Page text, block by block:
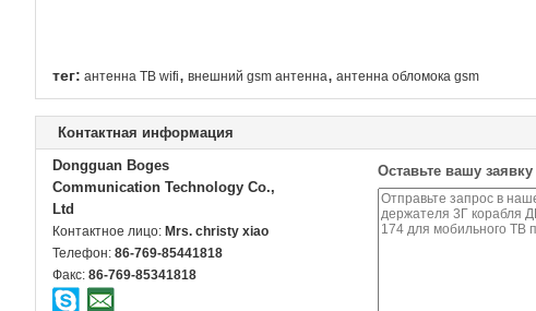
тег: антенна ТВ wifi, внешний gsm антенна, антенна обломока gsm
Контактная информация
Dongguan Boges
Communication Technology Co.,
Ltd
Контактное лицо: Mrs. christy xiao
Телефон: 86-769-85441818
Факс: 86-769-85341818
Оставьте вашу заявку